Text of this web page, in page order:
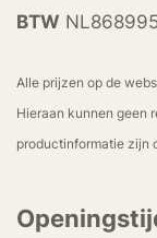
BTW
Alle prijzen op de
Hieraan kunnen geen
productinformatie zijn